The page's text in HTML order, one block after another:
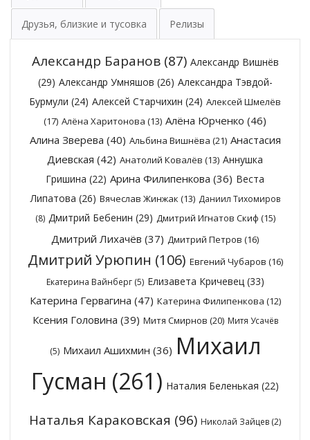
Друзья, близкие и тусовка Релизы
Александр Баранов(87) Александр Вишнёв
(29) Александр Умняшов (26) Александра Тэвдой-
Бурмули (24) Алексей Старчихин (24) Алексей Шмелёв
(17) Алёна Харитонова (13) Алёна Юрченко (46)
Алина Зверева (40) Альбина Вишнёва (21) Анастасия
Диевская (42) Анатолий Ковалёв (13) Аннушка
Гришина (22) Арина Филипенкова (36) Веста
Липатова (26) Вячеслав Жинжак (13) Даниил Тихомиров
(8) Дмитрий Бебенин (29) Дмитрий Игнатов Скиф (15)
Дмитрий Лихачёв (37) Дмитрий Петров (16)
Дмитрий Урюпин (106) Евгений Чубаров (16)
Екатерина Вайнберг(5) Елизавета Кричевец(33)
Катерина Гервагина (47) Катерина Филипенкова (12)
Ксения Головина (39) Митя Смирнов (20) Митя Усачёв
(5) Михаил Ашихмин (36) Михаил
Гусман (261) Наталия Беленькая (22)
Наталья Караковская (96) Николай Зайцев (2)